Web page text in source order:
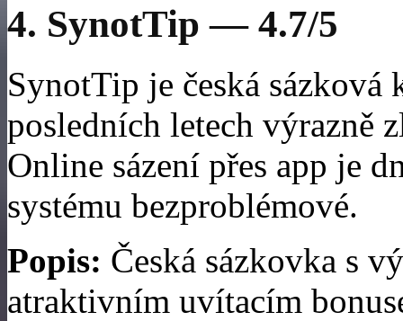
4. SynotTip — 4.7/5
SynotTip je česká
posledních letech výrazně
Online sázení přes app je
systému bezproblémové.
Popis: Česká sázkovka s
atraktivním uvítacím